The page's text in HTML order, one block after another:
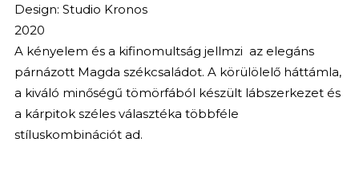
Design: Studio Kronos
2020
A kényelem és a kifinomultság jellmzi az elegáns
párnázott Magda székcsaládot. A körülölelő háttámla,
a kiváló minőségű tömörfából készült lábszerkezet és
a kárpitok széles választéka többféle
stíluskombinációt ad.